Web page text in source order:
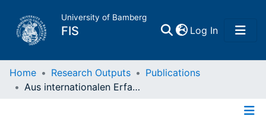
University of Bamberg
FIS Log In(current)
Home
Home Research Outputs
Publications
Aus internationalen Erfahrungen lernen: Impulse für die deutsche Schulpolitik